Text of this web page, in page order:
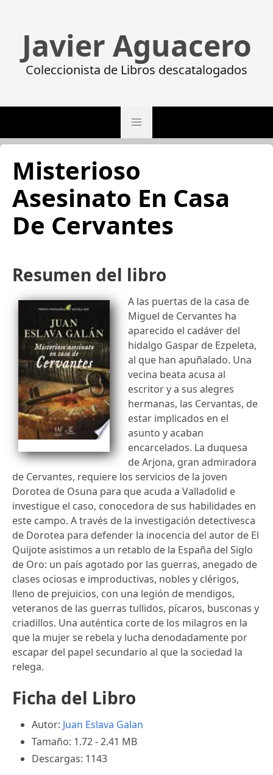
Javier Aguacero
Coleccionista de Libros descatalogados
Misterioso
Asesinato En Casa
De Cervantes
Resumen del libro
A las puertas de la casa de
Miguel de Cervantes ha
aparecido el cadáver del
hidalgo Gaspar de Ezpeleta,
al que han apuñalado. Una
vecina beata acusa al
escritor y a sus alegres
hermanas, las Cervantas, de
estar implicados en el
asunto y acaban
encarcelados. La duquesa
de Arjona, gran admiradora
de Cervantes, requiere los servicios de la joven
Dorotea de Osuna para que acuda a Valladolid e
investigue el caso, conocedora de sus habilidades en
este campo. A través de la investigación detectivesca
de Dorotea para defender la inocencia del autor de El
Quijote asistimos a un retablo de la España del Siglo
de Oro: un país agotado por las guerras, anegado de
clases ociosas e improductivas, nobles y clérigos,
lleno de prejuicios, con una legión de mendigos,
veteranos de las guerras tullidos, pícaros, busconas y
criadillos. Una auténtica corte de los milagros en la
que la mujer se rebela y lucha denodadamente por
escapar del papel secundario al que la sociedad la
relega.
Ficha del Libro
Autor: Juan Eslava Galan
Tamaño: 1.72 - 2.41 MB
Descargas: 1143